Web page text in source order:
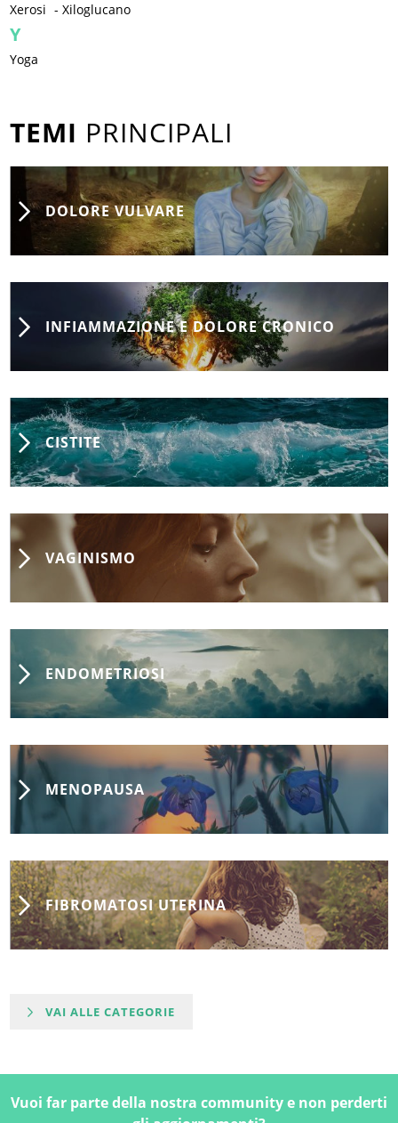
Xerosi -Xiloglucano
Y
Yoga
TEMI PRINCIPALI
DOLORE VULVARE
INFIAMMAZIONE E DOLORE CRONICO
CISTITE
VAGINISMO
ENDOMETRIOSI
MENOPAUSA
FIBROMATOSI UTERINA
VAI ALLE CATEGORIE
Vuoi far parte della nostra community e non perderti